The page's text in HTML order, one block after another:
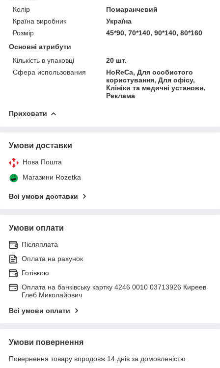
Колір
Помаранчевий
Країна виробник
Україна
Розмір
45*90, 70*140, 90*140, 80*160
Основні атрибути
Кількість в упаковці
20 шт.
Сфера использования
HoReCa, Для особистого
користування, Для офісу,
Клініки та медичні установи,
Реклама
Приховати
Умови доставки
Нова Пошта
Магазини Rozetka
Всі умови доставки
Умови оплати
Післяплата
Оплата на рахунок
Готівкою
Оплата на банківську картку 4246 0010 03713926 Киреев
Глеб Миколайович
Всі умови оплати
Умови повернення
Повернення товару впродовж 14 днів за домовленістю